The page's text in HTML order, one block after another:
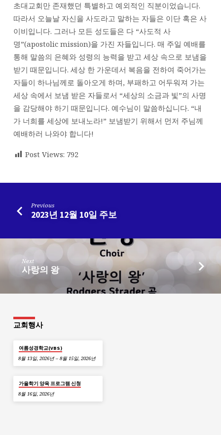
초대교회만 존재했던 특별하고 예외적인 직분이었습니다.
따라서 오늘날 자신을 사도라고 말하는 자들은 이단 혹은 사
이비입니다. 그러나 모든 성도들은 다 “사도적 사
명”(apostolic mission)을 가진 자들입니다. 매 주일 예배를
통해 말씀의 은혜와 성령의 능력을 받고 세상 속으로 보냄을
받기 때문입니다. 세상 한 가운데서 복음을 전하여 죽어가는
자들이 하나님께로 돌아오게 하며, 부패하고 어두워져 가는
세상 속에서 보냄 받은 자들로서 “세상의 소금과 빛”의 사명
을 감당해야 하기 때문입니다. 예수님이 말씀하십니다. “내
가 너희를 세상에 보내노라!” 보냄받기 위해서 먼저 주님께
예배하러 나와야 합니다!
Post Views: 792
Previous
2023년 12월 10일 주보
Next
사랑의 왕
교회행사
여름성경학교(VBS)
8월 13일, 2026년 – 8월 15일, 2026년
가을학기 양육 프로그램 신청
8월 16일, 2026년